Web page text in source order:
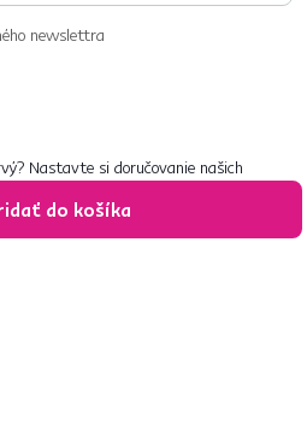
do košíka
newslettra
Nastavte si doručovanie našich